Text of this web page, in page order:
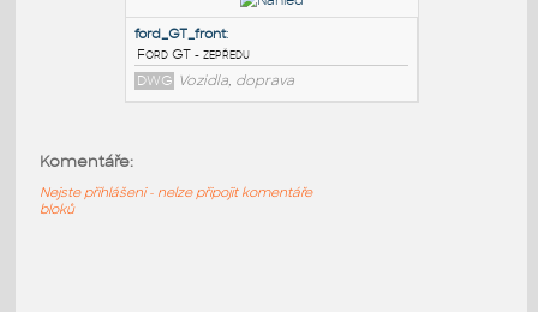
http://www.archi-new.com/2016/03/en-
download-autocad-dwg-file-airport-
project.html
DWG Konstrukční detaily
Ford GT - pohled
Komentáře:
Nejste přihlášeni - nelze připojit komentáře
bloků